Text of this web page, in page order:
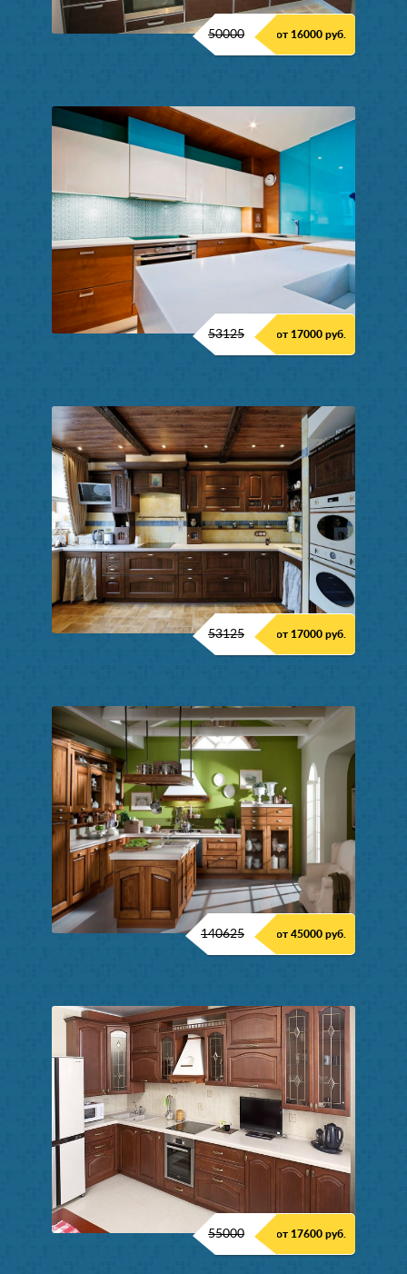
50000 от 16000 руб.
53125 от 17000 руб.
53125 от 17000 руб.
140625 от 45000 руб.
55000 от 17600 руб.